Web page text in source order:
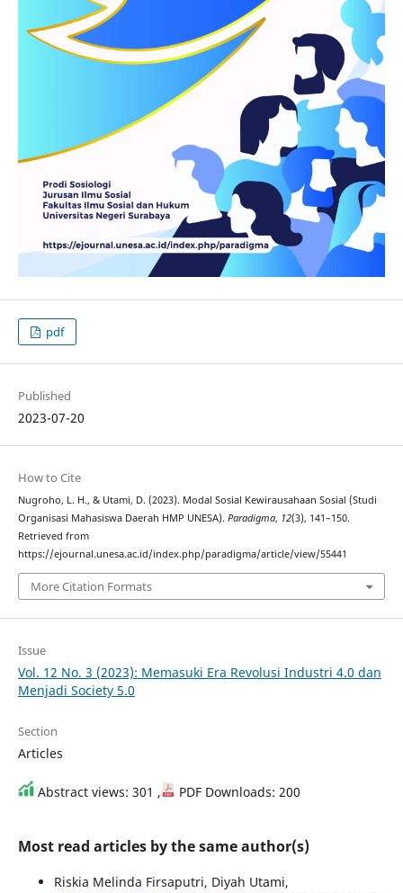
pdf
Published
2023-07-20
How to Cite
Nugroho, L. H., & Utami, D. (2023). Modal Sosial Kewirausahaan Sosial (Studi
Organisasi Mahasiswa Daerah HMP UNESA). Paradigma, 12(3), 141–150.
Retrieved from
https://ejournal.unesa.ac.id/index.php/paradigma/article/view/55441
More Citation Formats
Issue
Vol. 12 No. 3 (2023): Memasuki Era Revolusi Industri 4.0 dan
Menjadi Society 5.0
Section
Articles
Abstract views: 301 , PDF Downloads: 200
Most read articles by the same author(s)
Riskia Melinda Firsaputri, Diyah Utami,